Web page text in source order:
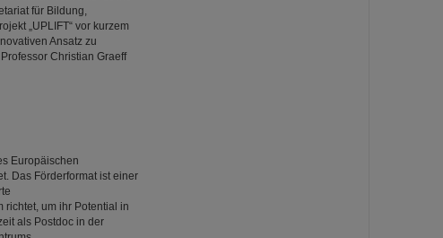
für Bildung,
„UPLIFT“ vor kurzem
Ansatz zu
Christian Graeff
Europäischen
Das Förderformat ist einer
richtet, um ihr Potential in
als Postdoc in der